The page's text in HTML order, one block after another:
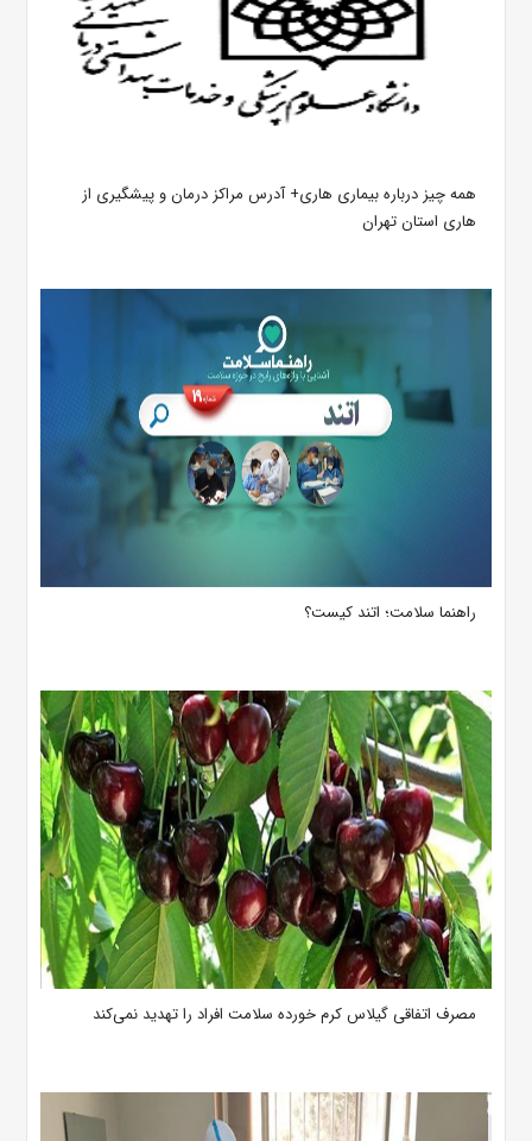
همه چیز درباره بیماری هاری+ آدرس مراکز درمان و پیشگیری از
هاری استان تهران
راهنما سلامت؛ اتند کیست؟
مصرف اتفاقی گیلاس‌ کرم خورده سلامت افراد را تهدید نمی‌کند